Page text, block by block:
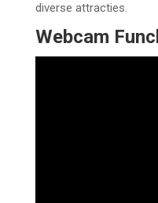
diverse attracties.
Webcam